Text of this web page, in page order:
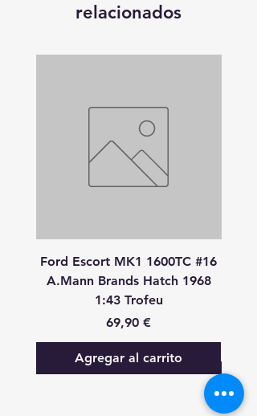
relacionados
Ford Escort MK1 1600TC #16
A.Mann Brands Hatch 1968
1:43 Trofeu
Precio
69,90 €
Agregar al carrito